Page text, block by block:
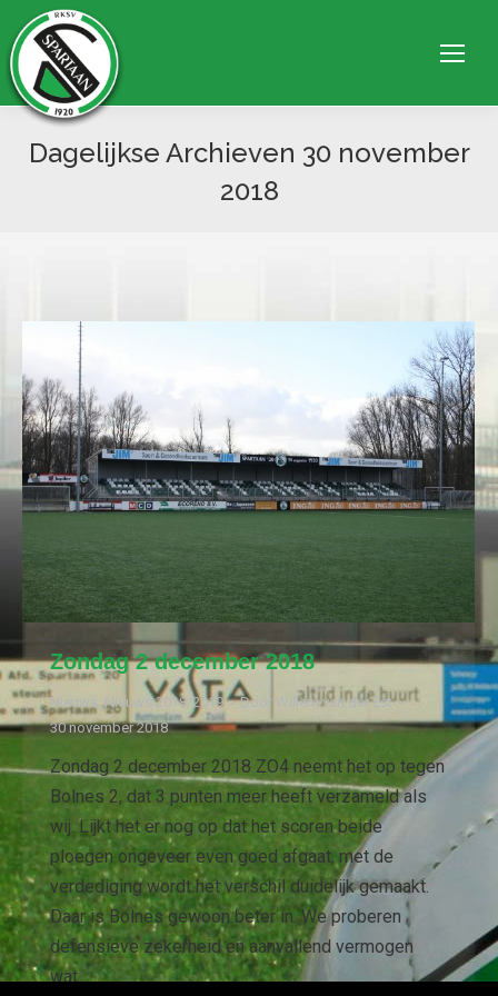
Dagelijkse Archieven 30 november
2018
Zondag 2 december 2018
Nieuws ,Nieuws 2018/2019 Door
Willem van der Est
30 november 2018
Zondag 2 december 2018 ZO4 neemt het op tegen
Bolnes 2, dat 3 punten meer heeft verzameld als
wij. Lijkt het er nog op dat het scoren beide
ploegen ongeveer even goed afgaat, met de
verdediging wordt het verschil duidelijk gemaakt.
Daar is Bolnes gewoon beter in. We proberen
defensieve zekerheid en aanvallend vermogen
wat…